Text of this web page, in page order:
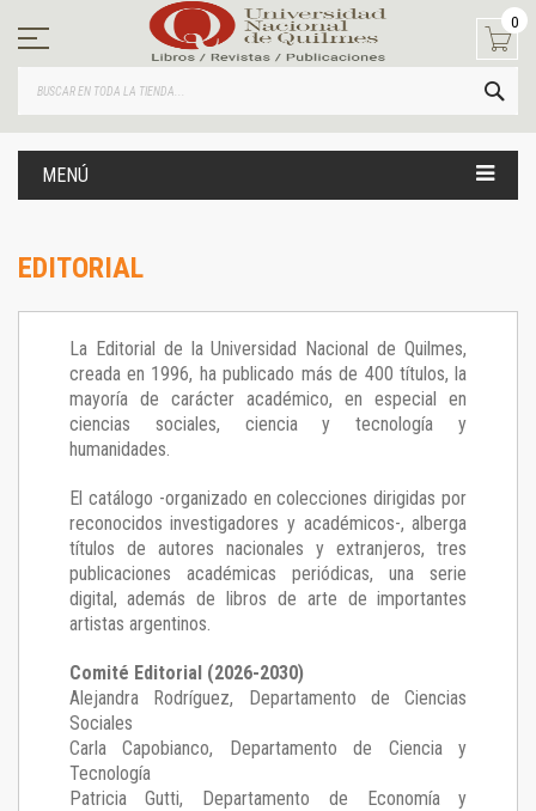
contenido
0
MENÚ
EDITORIAL
La Editorial de la Universidad Nacional de Quilmes,
creada en 1996, ha publicado más de 400 títulos, la
mayoría de carácter académico, en especial en
ciencias sociales, ciencia y tecnología y
humanidades.
El catálogo -organizado en colecciones dirigidas por
reconocidos investigadores y académicos-, alberga
títulos de autores nacionales y extranjeros, tres
publicaciones académicas periódicas, una serie
digital, además de libros de arte de importantes
artistas argentinos.
Comité Editorial (2026-2030)
Alejandra Rodríguez, Departamento de Ciencias
Sociales
Carla Capobianco, Departamento de Ciencia y
Tecnología
Patricia Gutti, Departamento de Economía y